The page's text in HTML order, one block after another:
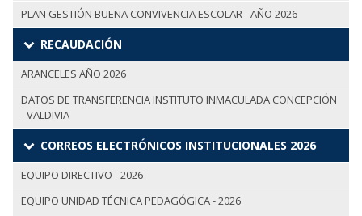
PLAN GESTIÓN BUENA CONVIVENCIA ESCOLAR - AÑO 2026
RECAUDACIÓN
ARANCELES AÑO 2026
DATOS DE TRANSFERENCIA INSTITUTO INMACULADA CONCEPCIÓN
- VALDIVIA
CORREOS ELECTRÓNICOS INSTITUCIONALES 2026
EQUIPO DIRECTIVO - 2026
EQUIPO UNIDAD TÉCNICA PEDAGÓGICA - 2026